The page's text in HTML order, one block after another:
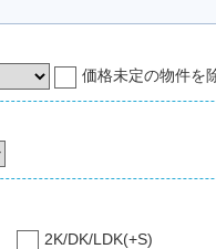
価格未定の物件を
2K/DK/LDK(+S)